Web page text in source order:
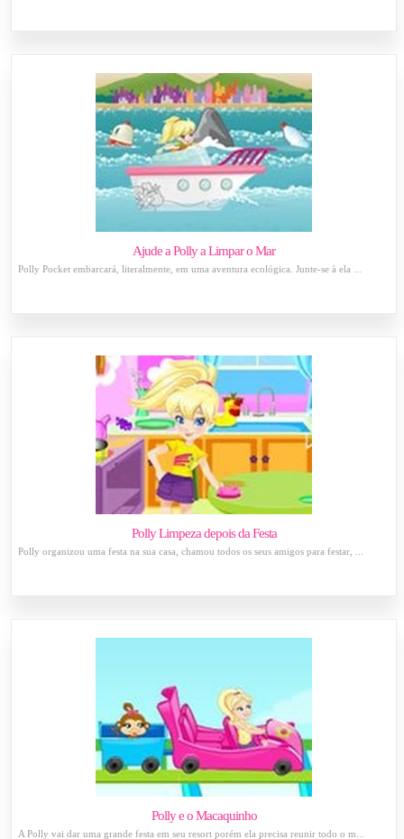
Ajude a Polly a Limpar o Mar
Polly Pocket embarcará, literalmente, em uma aventura ecológica. Junte-se à ela ...
Polly Limpeza depois da Festa
Polly organizou uma festa na sua casa, chamou todos os seus amigos para festar, ...
Polly e o Macaquinho
A Polly vai dar uma grande festa em seu resort porém ela precisa reunir todo o m...